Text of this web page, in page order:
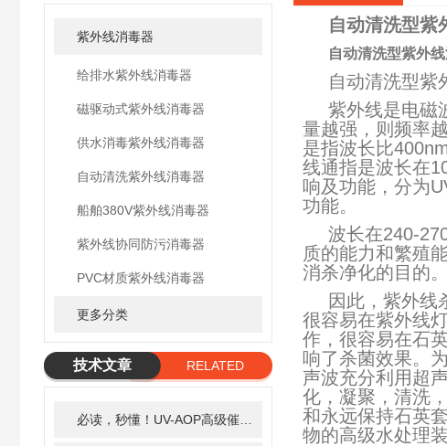
紫外线消毒器
给排水紫外线消毒器
磁驱动式紫外线消毒器
供水消毒紫外线消毒器
自动清洗紫外线消毒器
船舶380V紫外线消毒器
紫外线协同防污消毒器
PVC材质紫外线消毒器
更多分类
技术文章
RELATED
自动清洗型紫
自动清洗型紫外
自动清洗型紫
紫外线是电磁
量越强，则频率
是指波长比
线通指是波长在
响及功能，分为
功能。
波长在240-
质的能力和繁殖
消杀净化的目的。
因此，紫外线
很容易在紫外线
作，很容易在石
响了杀菌效果。
声波充分利用超
化，凝聚，清洗
和永远保持石英
物的高级水处理装